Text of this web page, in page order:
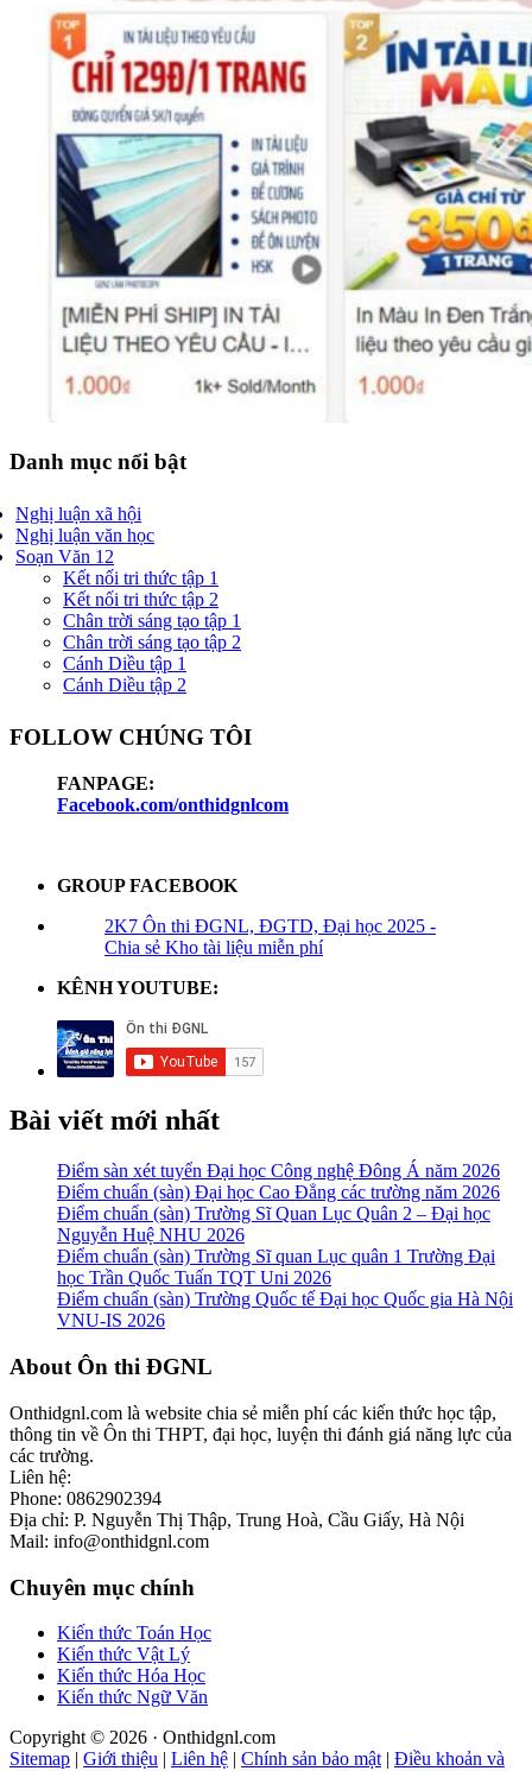
Danh mục nổi bật
Nghị luận xã hội
Nghị luận văn học
Soạn Văn 12
Kết nối tri thức tập 1
Kết nối tri thức tập 2
Chân trời sáng tạo tập 1
Chân trời sáng tạo tập 2
Cánh Diều tập 1
Cánh Diều tập 2
FOLLOW CHÚNG TÔI
FANPAGE:
Facebook.com/onthidgnlcom
GROUP FACEBOOK
2K7 Ôn thi ĐGNL, ĐGTD, Đại học 2025 -
Chia sẻ Kho tài liệu miễn phí
KÊNH YOUTUBE:
Bài viết mới nhất
Điểm sàn xét tuyển Đại học Công nghệ Đông Á năm 2026
Điểm chuẩn (sàn) Đại học Cao Đẳng các trường năm 2026
Điểm chuẩn (sàn) Trường Sĩ Quan Lục Quân 2 – Đại học
Nguyễn Huệ NHU 2026
Điểm chuẩn (sàn) Trường Sĩ quan Lục quân 1 Trường Đại
học Trần Quốc Tuấn TQT Uni 2026
Điểm chuẩn (sàn) Trường Quốc tế Đại học Quốc gia Hà Nội
VNU-IS 2026
Footer
About Ôn thi ĐGNL
Onthidgnl.com là website chia sẻ miễn phí các kiến thức học tập,
thông tin về Ôn thi THPT, đại học, luyện thi đánh giá năng lực của
các trường.
Liên hệ:
Phone: 0862902394
Địa chỉ: P. Nguyễn Thị Thập, Trung Hoà, Cầu Giấy, Hà Nội
Mail: info@onthidgnl.com
Chuyên mục chính
Kiến thức Toán Học
Kiến thức Vật Lý
Kiến thức Hóa Học
Kiến thức Ngữ Văn
Copyright © 2026 · Onthidgnl.com
Sitemap | Giới thiệu | Liên hệ | Chính sản bảo mật | Điều khoản và